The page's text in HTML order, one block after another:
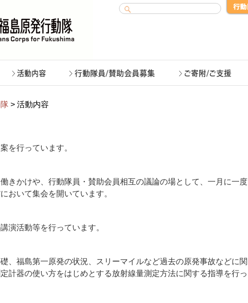
> 活動内容
を行っています。
きかけや、行動隊員・賛助会員相互の議論の場として、一月に一度
おいて集会を開いています。
演活動等を行っています。
、福島第一原発の状況、スリーマイルなど過去の原発事故などに関
計器の使い方をはじめとする放射線量測定方法に関する指導を行っ